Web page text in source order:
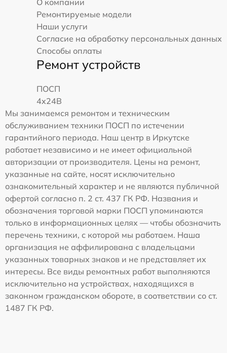
Ремонтируемые модели
Наши услуги
Согласие на обработку персональных данных
Способы оплаты
Ремонт устройств
ПОСП
4x24B
Мы занимаемся ремонтом и техническим
обслуживанием техники ПОСП по истечении
гарантийного периода. Наш центр в Иркутске
работает независимо и не имеет официальной
авторизации от производителя. Цены на ремонт,
указанные на сайте, носят исключительно
ознакомительный характер и не являются публичной
офертой согласно п. 2 ст. 437 ГК РФ. Названия и
обозначения торговой марки ПОСП упоминаются
только в информационных целях — чтобы обозначить
перечень техники, с которой мы работаем. Наша
организация не аффилирована с владельцами
указанных товарных знаков и не представляет их
интересы. Все виды ремонтных работ выполняются
исключительно на устройствах, находящихся в
законном гражданском обороте, в соответствии со ст.
1487 ГК РФ.